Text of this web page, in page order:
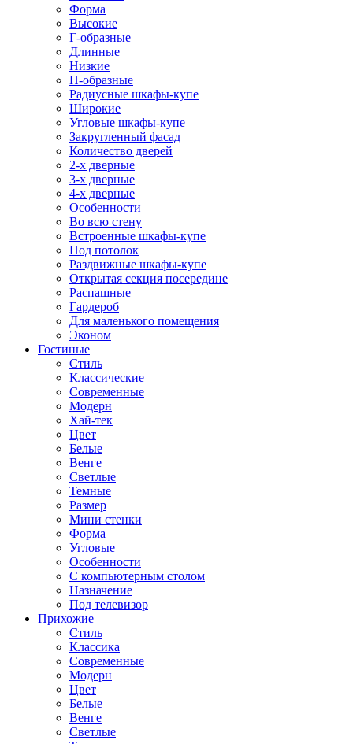
Форма
Высокие
Г-образные
Длинные
Низкие
П-образные
Радиусные шкафы-купе
Широкие
Угловые шкафы-купе
Закругленный фасад
Количество дверей
2-х дверные
3-х дверные
4-х дверные
Особенности
Во всю стену
Встроенные шкафы-купе
Под потолок
Раздвижные шкафы-купе
Открытая секция посередине
Распашные
Гардероб
Для маленького помещения
Эконом
Гостиные
Стиль
Классические
Современные
Модерн
Хай-тек
Цвет
Белые
Венге
Светлые
Темные
Размер
Мини стенки
Форма
Угловые
Особенности
С компьютерным столом
Назначение
Под телевизор
Прихожие
Стиль
Классика
Современные
Модерн
Цвет
Белые
Венге
Светлые